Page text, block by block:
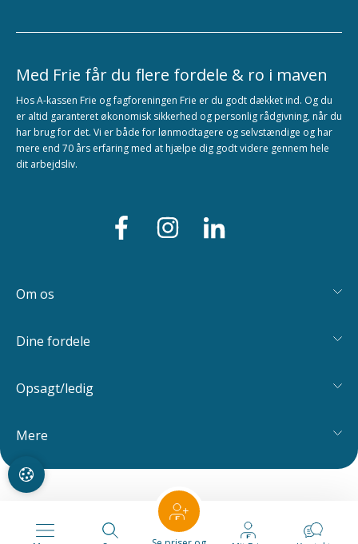
Med Frie får du flere fordele & ro i maven
Hos A-kassen Frie og fagforeningen Frie er du godt dækket ind. Og du
er altid garanteret økonomisk sikkerhed og personlig rådgivning, når du
har brug for det. Vi er både for lønmodtagere og selvstændige og har
mere end 70 års erfaring med at hjælpe dig godt videre gennem hele
dit arbejdsliv.
Om os
Dine fordele
Opsagt/ledig
Mere